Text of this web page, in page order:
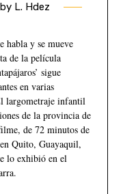
L. Hdez
habla y se mueve
de la película
sigue
en varias
largometraje infantil
de la provincia de
de 72 minutos de
Quito, Guayaquil,
lo exhibió en el